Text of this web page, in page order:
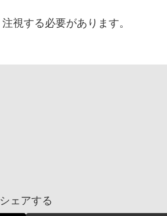
視する必要があります。
シェアする